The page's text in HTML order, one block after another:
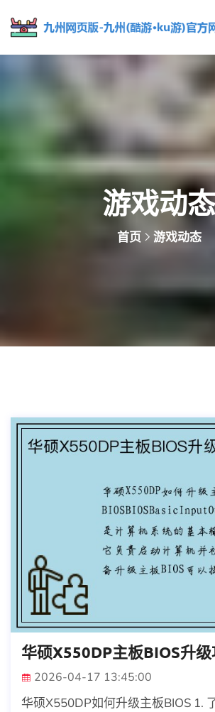
游戏动态
首页 游戏动态
华硕X550DP主板BIOS升
2026-04-17 13:45:00
华硕X550DP如何升级主板BIOS 1.